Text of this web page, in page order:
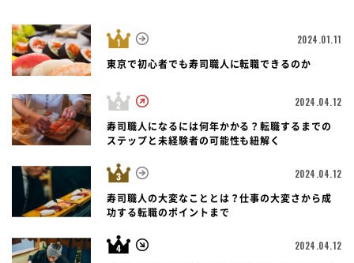
2024.01.11
東京で初心者でも寿司職人に転職できるのか
2024.04.12
寿司職人になるには何年かかる？転職するまでの
ステップと未経験者の可能性も紐解く
2024.04.12
寿司職人の大変なこととは？仕事の大変さから成
功する転職のポイントまで
2024.04.12